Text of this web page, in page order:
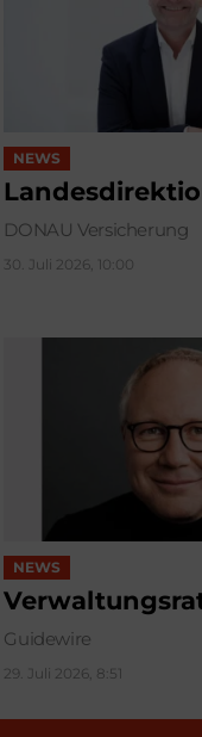
NEWS
DONAU Versicherung
30. Juli 2026, 10:00
NEWS
Guidewire
29. Juli 2026, 8:51